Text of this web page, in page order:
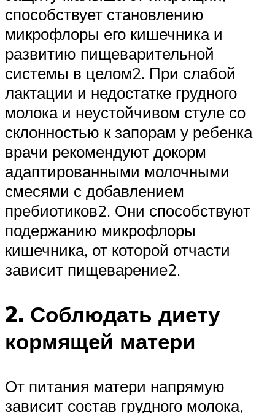
способствует становлению
микрофлоры его кишечника и
развитию пищеварительной
системы в целом2. При слабой
лактации и недостатке грудного
молока и неустойчивом стуле со
склонностью к запорам у ребенка
врачи рекомендуют докорм
адаптированными молочными
смесями с добавлением
пребиотиков2. Они способствуют
подержанию микрофлоры
кишечника, от которой отчасти
зависит пищеварение2.
2. Соблюдать диету
кормящей матери
От питания матери напрямую
зависит состав грудного молока,